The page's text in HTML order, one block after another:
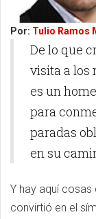
Por: Tulio Ramos
De lo que
visita a los
es un
para
paradas
en su
Y hay aquí
convirtió en el